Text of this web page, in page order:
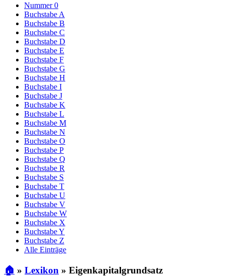
Nummer 0
Buchstabe A
Buchstabe B
Buchstabe C
Buchstabe D
Buchstabe E
Buchstabe F
Buchstabe G
Buchstabe H
Buchstabe I
Buchstabe J
Buchstabe K
Buchstabe L
Buchstabe M
Buchstabe N
Buchstabe O
Buchstabe P
Buchstabe Q
Buchstabe R
Buchstabe S
Buchstabe T
Buchstabe U
Buchstabe V
Buchstabe W
Buchstabe X
Buchstabe Y
Buchstabe Z
Alle Einträge
🏠 » Lexikon » Eigenkapitalgrundsatz